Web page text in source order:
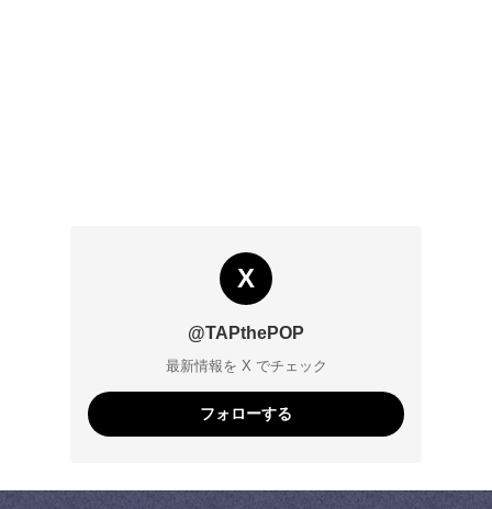
X
@TAPthePOP
最新情報を X でチェック
フォローする